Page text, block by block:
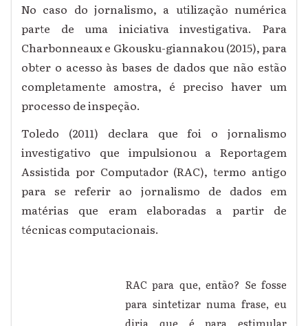
No caso do jornalismo, a utilização numérica
parte de uma iniciativa investigativa. Para
Charbonneaux e Gkousku-giannakou (2015), para
obter o acesso às bases de dados que não estão
completamente amostra, é preciso haver um
processo de inspeção.
Toledo (2011) declara que foi o jornalismo
investigativo que impulsionou a Reportagem
Assistida por Computador (RAC), termo antigo
para se referir ao jornalismo de dados em
matérias que eram elaboradas a partir de
técnicas computacionais.
RAC para que, então? Se fosse
para sintetizar numa frase, eu